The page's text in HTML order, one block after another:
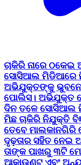
ଚାକିରି ନାରେ
ସୋସିଆଲ ମିଡିଆରେ
ଅଭିଯୁକ୍ତଙ୍କୁ
ପୋଲିସ। ଅଭିଯୁକ୍ତ
ଦିନ ତଳେ ସୋସିଆଲ
ମିଛ ଚାକିରି ନିଯୁକ୍ତି
ତେବେ ମାଲକାନଗିରି
ଦୃଢ଼ତାର ସହିତ
ତାଙ୍କ ପାଖରୁ ୩ଟି
ଆକାଉଣ୍ଟ ଏବଂ